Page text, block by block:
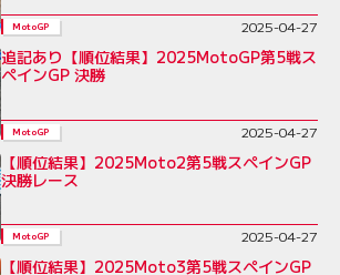
MotoGP 2025-04-27
追記あり【順位結果】2025MotoGP第5戦ス
ペインGP 決勝
MotoGP 2025-04-27
【順位結果】2025Moto2第5戦スペインGP
決勝レース
MotoGP 2025-04-27
【順位結果】2025Moto3第5戦スペインGP